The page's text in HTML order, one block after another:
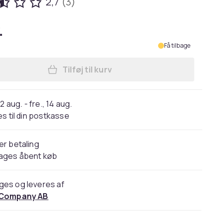
Få tilbage
Læg Urrem Garmin Fenix 7X/6X/
Tilføj til kurv
aug. - fre., 14 aug.
til din postkasse
betaling
åbent køb
og leveres af
AB